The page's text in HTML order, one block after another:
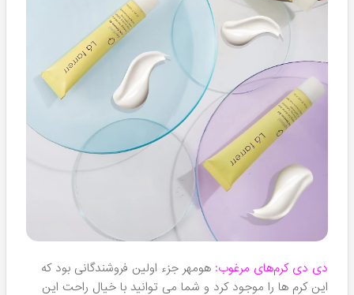
تونر های پاک کننده برای انواع مختلف پوست:این محلول های
پاک کننده که اتفاقا جز پرطرفدارترین محصولات این کارخانه
هستند، برای پوست های خشک و چرب ساخته شده اند و واقعا
می توانند نتایج خوشحال کننده ای را برای شما ایجاد کنند.